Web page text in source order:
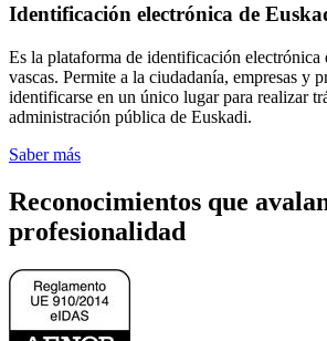
Identificación electrónica de
Es la plataforma de identificación electrónica
vascas. Permite a la ciudadanía, empresas y
identificarse en un único lugar para realizar
administración pública de Euskadi.
Saber más
Reconocimientos que
profesionalidad